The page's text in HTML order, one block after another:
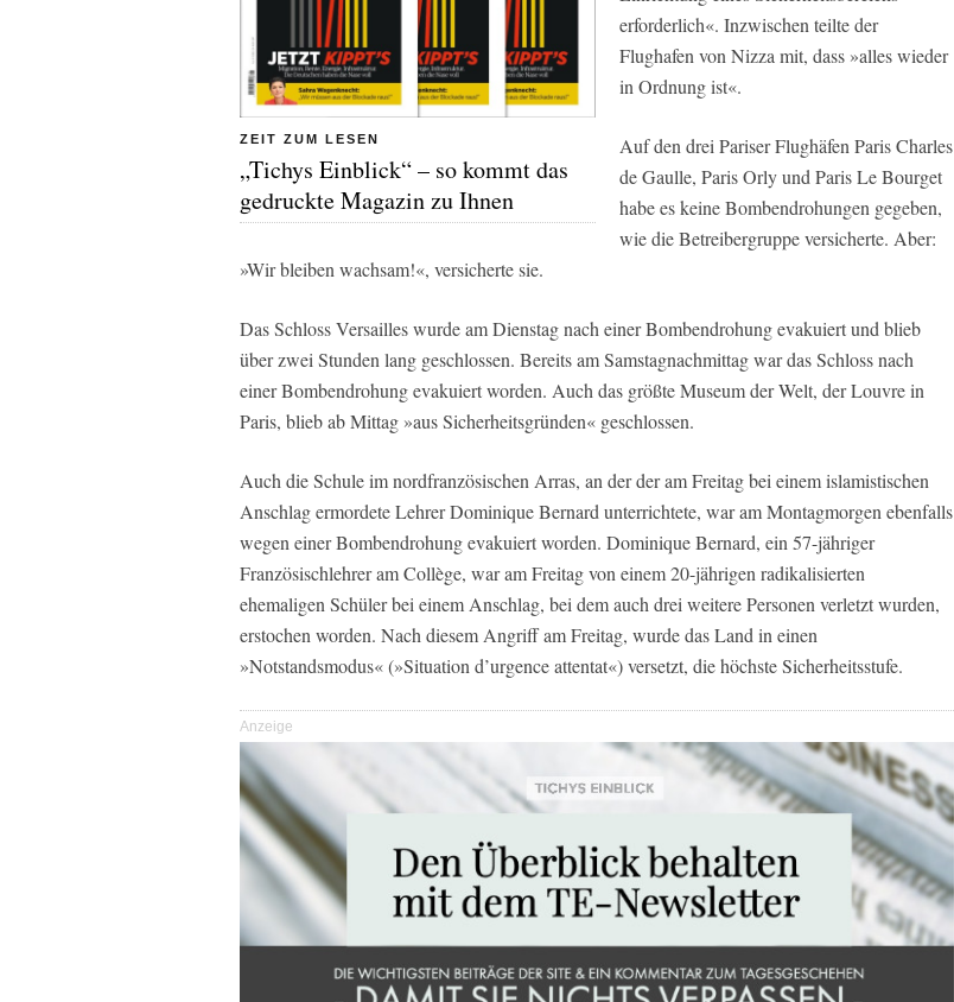
ZEIT ZUM LESEN
„Tichys Einblick“ – so kommt das
gedruckte Magazin zu Ihnen
erforderlich«. Inzwischen teilte der
Flughafen von Nizza mit, dass »alles wieder
in Ordnung ist«.
Auf den drei Pariser Flughäfen Paris Charles
de Gaulle, Paris Orly und Paris Le Bourget
habe es keine Bombendrohungen gegeben,
wie die Betreibergruppe versicherte. Aber:
»Wir bleiben wachsam!«, versicherte sie.
Das Schloss Versailles wurde am Dienstag nach einer Bombendrohung evakuiert und blieb
über zwei Stunden lang geschlossen. Bereits am Samstagnachmittag war das Schloss nach
einer Bombendrohung evakuiert worden. Auch das größte Museum der Welt, der Louvre in
Paris, blieb ab Mittag »aus Sicherheitsgründen« geschlossen.
Auch die Schule im nordfranzösischen Arras, an der der am Freitag bei einem islamistischen
Anschlag ermordete Lehrer Dominique Bernard unterrichtete, war am Montagmorgen ebenfalls
wegen einer Bombendrohung evakuiert worden. Dominique Bernard, ein 57-jähriger
Französischlehrer am Collège, war am Freitag von einem 20-jährigen radikalisierten
ehemaligen Schüler bei einem Anschlag, bei dem auch drei weitere Personen verletzt wurden,
erstochen worden. Nach diesem Angriff am Freitag, wurde das Land in einen
»Notstandsmodus« (»Situation d’urgence attentat«) versetzt, die höchste Sicherheitsstufe.
Anzeige